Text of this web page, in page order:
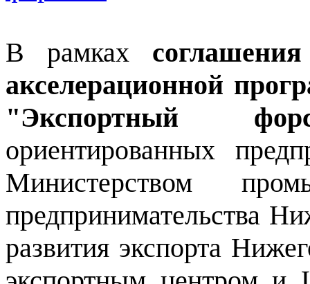
В рамках
акселерационной
"Экспортный
ориентированных
Министерством
предпринимательства
развития экспорта